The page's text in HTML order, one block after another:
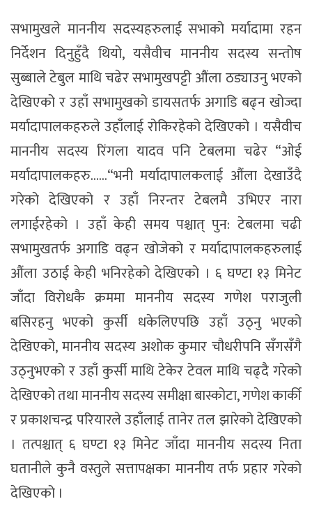
सभामुखले माननीय सदस्यहरुलाई सभाको मर्यादामा रहन
निर्देशन दिनुहुँदै थियो, यसैवीच माननीय सदस्य सन्तोष
सुब्बाले टेबुल माथि चढेर सभामुखपट्टी औंला ठड्याउनु भएको
देखिएको र उहाँ सभामुखको डायसतर्फ अगाडि बढ्न खोज्दा
मर्यादापालकहरुले उहाँलाई रोकिरहेको देखिएको । यसैवीच
माननीय सदस्य रिंगला यादव पनि टेबलमा चढेर “ओई
मर्यादापालकहरु……“भनी मर्यादापालकलाई औंला देखाउँदै
गरेको देखिएको र उहाँ निरन्तर टेबलमै उभिएर नारा
लगाईरहेको । उहाँ केही समय पश्चात् पुन: टेबलमा चढी
सभामुखतर्फ अगाडि वढ्न खोजेको र मर्यादापालकहरुलाई
औंला उठाई केही भनिरहेको देखिएको । ६ घण्टा १३ मिनेट
जाँदा विरोधकै क्रममा माननीय सदस्य गणेश पराजुली
बसिरहनु भएको कुर्सी धकेलिएपछि उहाँ उठ्नु भएको
देखिएको, माननीय सदस्य अशोक कुमार चौधरीपनि सँगसँगै
उठ्नुभएको र उहाँ कुर्सी माथि टेकेर टेवल माथि चढ्दै गरेको
देखिएको तथा माननीय सदस्य समीक्षा बास्कोटा, गणेश कार्की
र प्रकाशचन्द्र परियारले उहाँलाई तानेर तल झारेको देखिएको
। तत्पश्चात् ६ घण्टा १३ मिनेट जाँदा माननीय सदस्य निता
घतानीले कुनै वस्तुले सत्तापक्षका माननीय तर्फ प्रहार गरेको
देखिएको ।